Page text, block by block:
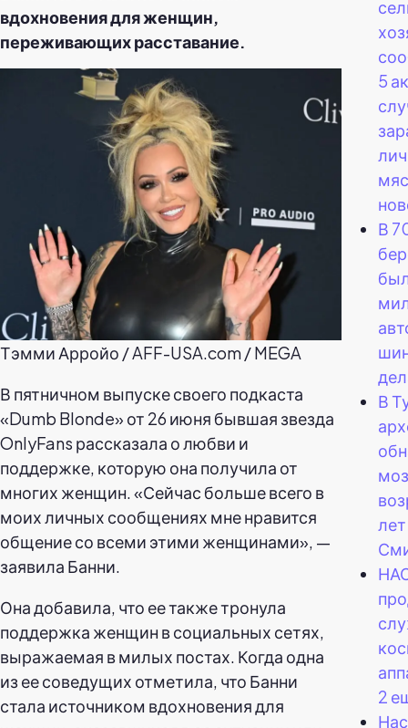
вдохновения для женщин,
переживающих расставание.
Тэмми Арройо / AFF-USA.com / MEGA
В пятничном выпуске своего подкаста
«Dumb Blonde» от 26 июня бывшая звезда
OnlyFans рассказала о любви и
поддержке, которую она получила от
многих женщин. «Сейчас больше всего в
моих личных сообщениях мне нравится
общение со всеми этими женщинами», —
заявила Банни.
Она добавила, что ее также тронула
поддержка женщин в социальных сетях,
выражаемая в милых постах. Когда одна
из ее соведущих отметила, что Банни
стала источником вдохновения для
5
В
В
2